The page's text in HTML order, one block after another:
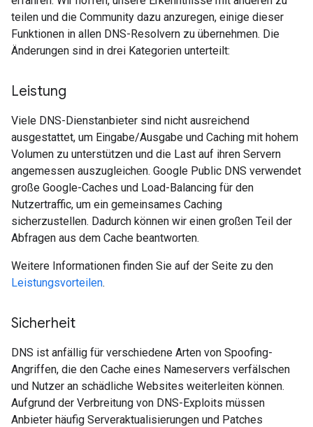
teilen und die Community dazu anzuregen, einige dieser
Funktionen in allen DNS-Resolvern zu übernehmen. Die
Änderungen sind in drei Kategorien unterteilt:
Leistung
Viele DNS-Dienstanbieter sind nicht ausreichend
ausgestattet, um Eingabe/Ausgabe und Caching mit hohem
Volumen zu unterstützen und die Last auf ihren Servern
angemessen auszugleichen. Google Public DNS verwendet
große Google-Caches und Load-Balancing für den
Nutzertraffic, um ein gemeinsames Caching
sicherzustellen. Dadurch können wir einen großen Teil der
Abfragen aus dem Cache beantworten.
Weitere Informationen finden Sie auf der Seite zu den
Leistungsvorteilen.
Sicherheit
DNS ist anfällig für verschiedene Arten von Spoofing-
Angriffen, die den Cache eines Nameservers verfälschen
und Nutzer an schädliche Websites weiterleiten können.
Aufgrund der Verbreitung von DNS-Exploits müssen
Anbieter häufig Serveraktualisierungen und Patches